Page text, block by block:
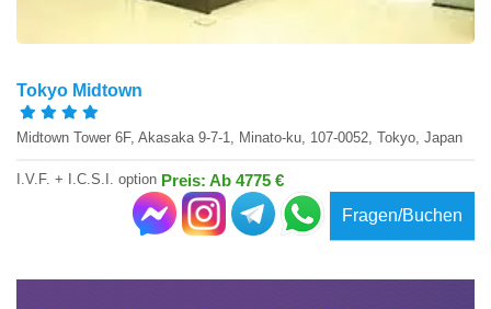
Tokyo Midtown
Midtown Tower 6F, Akasaka 9-7-1, Minato-ku, 107-0052, Tokyo, Japan
I.V.F. + I.C.S.I. option Preis: Ab 4775 €
Fragen/Buchen